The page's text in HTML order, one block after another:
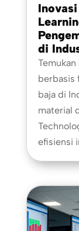
di
berbasis
baja di
material
efisiensi